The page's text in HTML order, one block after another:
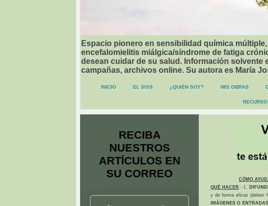
Espacio pionero en sensibilidad química
encefalomielitis miálgica/síndrome de fatiga
desean cuidar de su salud. Información
campañas, archivos online. Su autora es María
INICIO EL SISS ¿QUIÉN SOY? MIS OBRAS
CÓMO
QUÉ HACER.- 1.
y de forma eficaz (deben
IMÁGENES O ENTRADAS
RECIBA
NUESTROS
ARTÍCULOS EN
SU CORREO